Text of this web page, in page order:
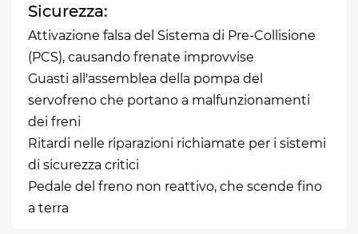
Sicurezza:
Attivazione falsa del Sistema di Pre-Collisione
(PCS), causando frenate improvvise
Guasti all'assemblea della pompa del
servofreno che portano a malfunzionamenti
dei freni
Ritardi nelle riparazioni richiamate per i sistemi
di sicurezza critici
Pedale del freno non reattivo, che scende fino
a terra